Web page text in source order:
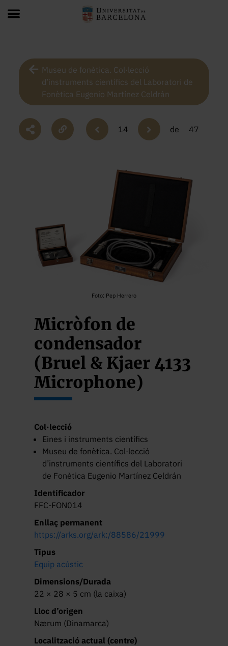
Museu de fonètica. Col·lecció
d’instruments científics del Laboratori de
Fonètica Eugenio Martínez Celdrán
14 de 47
Foto: Pep Herrero
Micròfon de
condensador
(Bruel & Kjaer 4133
Microphone)
Col·lecció
Eines i instruments científics
Museu de fonètica. Col·lecció
d’instruments científics del Laboratori
de Fonètica Eugenio Martínez Celdrán
Identificador
FFC-FON014
Enllaç permanent
https://arks.org/ark:/88586/21999
Tipus
Equip acústic
Dimensions/Durada
22 × 28 × 5 cm (la caixa)
Lloc d’origen
Nærum (Dinamarca)
Localització actual (centre)